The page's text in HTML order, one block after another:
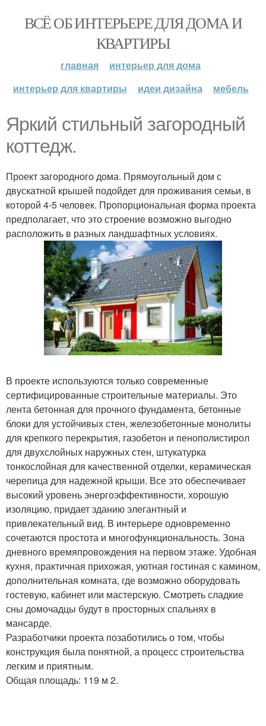
ВСЁ ОБ ИНТЕРЬЕРЕ ДЛЯ ДОМА И
КВАРТИРЫ
главная
интерьер для дома
интерьер для квартиры
идеи дизайна мебель
Яркий стильный загородный
коттедж.
Проект загородного дома. Прямоугольный дом с
двускатной крышей подойдет для проживания семьи, в
которой 4-5 человек. Пропорциональная форма проекта
предполагает, что это строение возможно выгодно
расположить в разных ландшафтных условиях.
В проекте используются только современные
сертифицированные строительные материалы. Это
лента бетонная для прочного фундамента, бетонные
блоки для устойчивых стен, железобетонные монолиты
для крепкого перекрытия, газобетон и пенополистирол
для двухслойных наружных стен, штукатурка
тонкослойная для качественной отделки, керамическая
черепица для надежной крыши. Все это обеспечивает
высокий уровень энергоэффективности, хорошую
изоляцию, придает зданию элегантный и
привлекательный вид. В интерьере одновременно
сочетаются простота и многофункциональность. Зона
дневного времяпровождения на первом этаже. Удобная
кухня, практичная прихожая, уютная гостиная с камином,
дополнительная комната, где возможно оборудовать
гостевую, кабинет или мастерскую. Смотреть сладкие
сны домочадцы будут в просторных спальнях в
мансарде.
Разработчики проекта позаботились о том, чтобы
конструкция была понятной, а процесс строительства
легким и приятным.
Общая площадь: 119 м 2.